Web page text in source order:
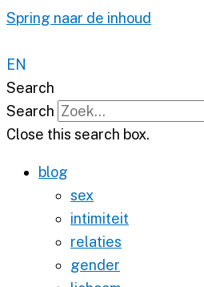
Spring naar de inhoud
EN
Search
Search
Close this search box.
blog
sex
intimiteit
relaties
gender